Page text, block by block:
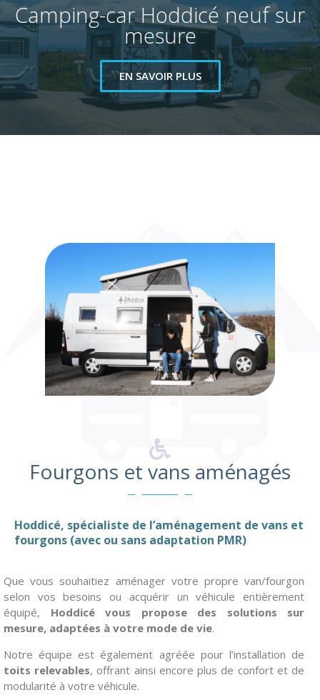
Camping-car Hoddicé neuf sur
mesure
EN SAVOIR PLUS
Fourgons et vans aménagés
Hoddicé, spécialiste de l’aménagement de vans et
fourgons (avec ou sans adaptation PMR)
Que vous souhaitiez aménager votre propre van/fourgon
selon vos besoins ou acquérir un véhicule entièrement
équipé, Hoddicé
vous propose des solutions sur
mesure, adaptées à votre mode de vie.
Notre équipe est également agréée pour l’installation de
toits relevables, offrant ainsi encore plus de confort et de
modularité à votre véhicule.